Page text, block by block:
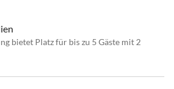
bietet Platz für bis zu 5 Gäste mit 2